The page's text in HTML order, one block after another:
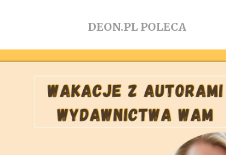
DEON.PL POLECA